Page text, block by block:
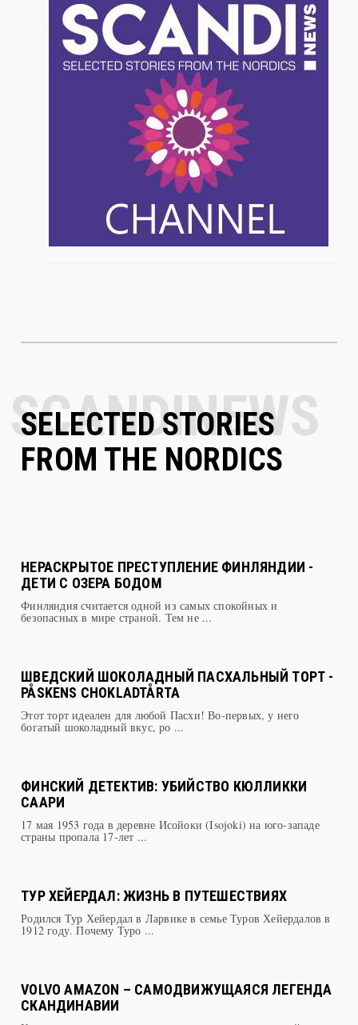
SELECTED STORIES
FROM THE NORDICS
ДЕТИ С ОЗЕРА БОДОМ
Финляндия считается одной из самых спокойных и
безопасных в мире страной. Тем не ...
PÅSKENS CHOKLADTÅRTA
Этот торт идеален для любой Пасхи! Во-первых, у него
СААРИ
17 мая 1953 года в деревне Исойоки (Isojoki) на юго-западе
Родился Тур Хейердал в Ларвике в семье Туров Хейердалов в
1912 году. Почему Туро ...
СКАНДИНАВИИ
Когда-то в самых развитых странах планеты под маркой
«Амазон» продавались немецк ...